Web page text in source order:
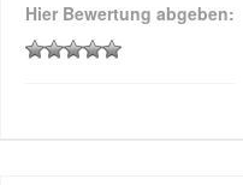
Hier Bewertung abgeben: